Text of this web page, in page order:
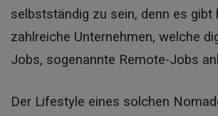
selbstständig zu sein, denn es gibt
zahlreiche Unternehmen, welche
Jobs, sogenannte Remote-Jobs
Der Lifestyle eines solchen